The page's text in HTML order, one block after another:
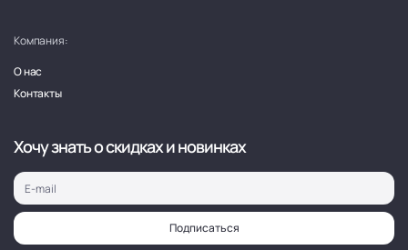
Компания:
О нас
Контакты
Хочу знать о скидках и новинках
Подписаться